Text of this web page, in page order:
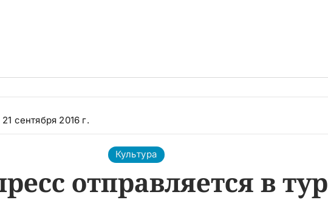
21 сентября 2016 г.
Культура
отправляется в тур